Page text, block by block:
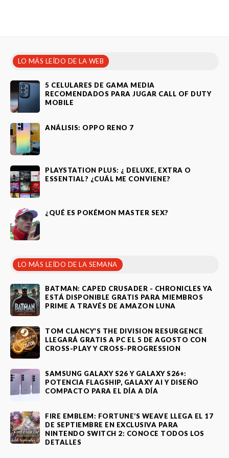
LO MÁS LEÍDO DE LA WEB
5 CELULARES DE GAMA MEDIA
RECOMENDADOS PARA JUGAR CALL OF DUTY
MOBILE
ANÁLISIS: OPPO RENO 7
PLAYSTATION PLUS: ¿ DELUXE, EXTRA O
ESSENTIAL? ¿CUÁL ME CONVIENE?
¿QUÉ ES POKÉMON MASTER SEX?
LO MÁS LEÍDO DE LA SEMANA
BATMAN: CAPED CRUSADER - CHRONICLES YA
ESTÁ DISPONIBLE GRATIS PARA MIEMBROS
PRIME A TRAVÉS DE AMAZON LUNA
TOM CLANCY'S THE DIVISION RESURGENCE
LLEGARÁ GRATIS A PC EL 5 DE AGOSTO CON
CROSS-PLAY Y CROSS-PROGRESSION
SAMSUNG GALAXY S26 Y GALAXY S26+:
POTENCIA FLAGSHIP, GALAXY AI Y DISEÑO
COMPACTO PARA EL DÍA A DÍA
FIRE EMBLEM: FORTUNE’S WEAVE LLEGA EL 17
DE SEPTIEMBRE EN EXCLUSIVA PARA
NINTENDO SWITCH 2: CONOCE TODOS LOS
DETALLES